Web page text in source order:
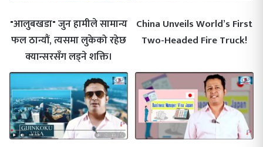
"आलुबखडा" जुन हामीले सामान्य
फल ठान्यौं, त्यसमा लुकेको रहेछ
क्यान्सरसँग लड्ने शक्ति।
China Unveils World’s First
Two-Headed Fire Truck!